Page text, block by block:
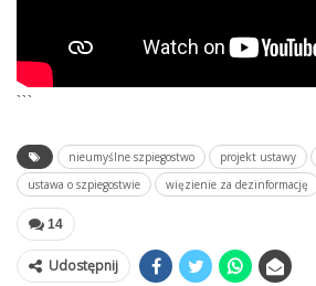
```
nieumyślne szpiegostwo projekt ustawy
ustawa o szpiegostwie
więzienie za dezinformację
14
Udostępnij